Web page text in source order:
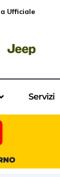
Ufficiale
Servizi